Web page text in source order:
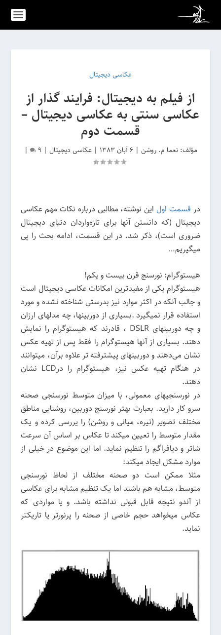
عکاسی دیجیتال
از فیلم به دیجیتال: فرایند گذار از
عکاسی سنتی به عکاسی دیجیتال –
قسمت دوم
مؤلف:نعما م. روشن |6 آبان 1383 | عکاسی دیجیتال |
9
|
در قسمت اول این نوشته، مطالبی درباره نکات مهم عکاسی
دیجیتال (که دانستن آنها برای تازه‌واردان دنیای دیجیتال
ضروری است)، ذکر شد. در این قسمت، ادامه بحث را پی
میگیریم…
هیستوگرام: نورسنج قرن بیست و یکم!
هیستوگرام یکی از مفیدترین امکانات عکاسی دیجیتال است
و جالب آنکه در اکثر موارد نیز بدرستی شناخته نشده و مورد
استفاده قرار نمیگیرد .بسیاری از دوربینها، چه مدلهای ارزان
و چه دوربینهای DSLR ، قادرند که هیستوگرام را نمایش
دهند. بسیاری از‌ آنها هیستوگرام را فقط پس از تهیه عکس
نشان می‌دهند و دوربینهای پیشترفته تر علاوه برآن، میتوانند
در هنگام تهیه عکس نیز، هیستوگرام را درLCD نشان
دهند.
در نورسنجیهای معمولی، با میزان متوسط نورسنجی صحنه
سرو کار دارید. بعبارت بهتر نورسنج دوربین، روشنایی مناطق
مختلف تصویر (تیره، میانی و روشن) را یررسی کرده و یک
مقدار متوسط را تعیین میکند تا عکاس بر اساس آن سرعت
شاتر و دیافراگم را تنظیم نماید. اما این موضوع در خیلی از
موارد مشکل ایجاد میکند:
مثلا ممکن است دو صحنه مختلف از لحاظ نورسنجی
متوسط، مشابه هم باشند اما یک تنظیم مشابه برای عکاسی
از آندو نتیجه قابل قبولی نداشته باشد. و یا مواردی که
عکاس میخواهد حجم خاصی از صحنه را پرنورتر یا تاریکتر
نماید.